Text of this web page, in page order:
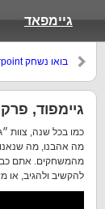
גיימפאד
בואו נשחק Farpoint
גיימפוד, פרק 169: וולפנשתיים (סיכום E3 2017)
מהמשחקים. אתם כבר
להקשיב ולהגיב, או